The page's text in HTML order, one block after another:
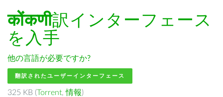
कोंकणी訳インターフェース
を入手
他の言語が必要ですか?
翻訳されたユーザーインターフェース
325 KB (Torrent,情報)